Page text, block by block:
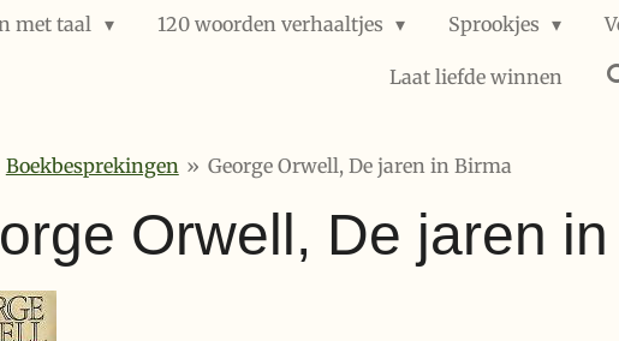
met taal 120 woorden verhaaltjes Sprookjes
Laat liefde winnen
Boekbesprekingen » George Orwell, De jaren in Birma
Orwell, De jaren